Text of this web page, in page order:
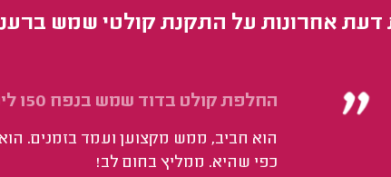
דעת אחרונות על התקנת קולטי שמש
החלפת קולט בדוד שמש בנפח 150 ליטרים מחברת כרומגן.
הוא חביב, ממש מקצוען ועמד בזמנים.
כפי שהיא. ממליץ בחום לב!